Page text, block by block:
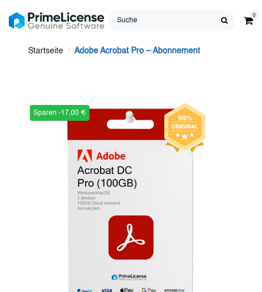
0
Startseite Adobe Acrobat Pro – Abonnement
Sparen -17,00 €